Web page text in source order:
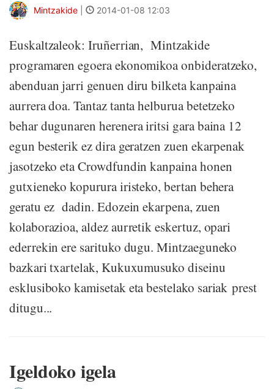
Mintzakide 2014-01-08 12:03
Euskaltzaleok: Iruñerrian, Mintzakide
programaren egoera ekonomikoa onbideratzeko,
abenduan jarri genuen diru bilketa kanpaina
aurrera doa. Tantaz tanta helburua betetzeko
behar dugunaren herenera iritsi gara baina 12
egun besterik ez dira geratzen zuen ekarpenak
jasotzeko eta Crowdfundin kanpaina honen
gutxieneko kopurura iristeko, bertan behera
geratu ez dadin. Edozein ekarpena, zuen
kolaborazioa, aldez aurretik eskertuz, opari
ederrekin ere sarituko dugu. Mintzaeguneko
bazkari txartelak, Kukuxumusuko diseinu
esklusiboko kamisetak eta bestelako sariak prest
ditugu...
Igeldoko igela